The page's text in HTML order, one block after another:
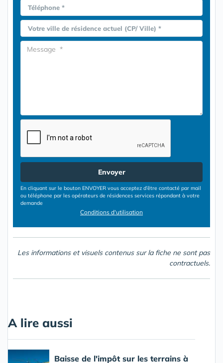
Téléphone *
Votre ville de résidence actuel (CP/ Ville) *
Envoyer
En cliquant sur le bouton ENVOYER vous acceptez d’être contacté par mail
ou téléphone par les opérateurs de résidences services répondant à votre
demande
Conditions d'utilisation
Les informations et visuels contenus sur la fiche ne sont pas
contractuels.
A lire aussi
Baisse de l'impôt sur les terrains à